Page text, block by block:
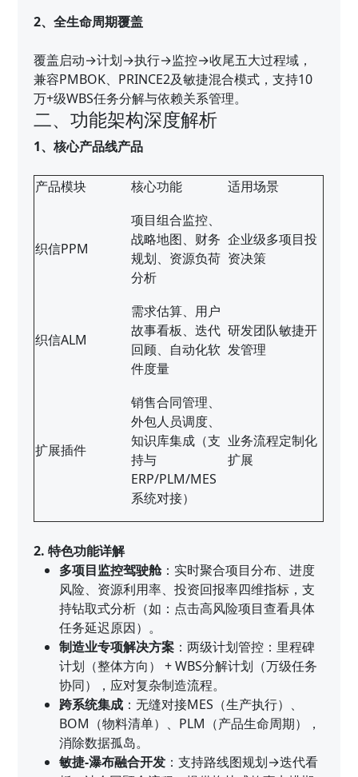
2、全生命周期覆盖
覆盖启动→计划→执行→监控→收尾五大过程域，
兼容PMBOK、PRINCE2及敏捷混合模式，支持10
万+级WBS任务分解与依赖关系管理。
二、功能架构深度解析
1、核心产品线产品
产品模块 核心功能 适用场景
织信PPM
项目组合监控、
战略地图、财务
规划、资源负荷
分析
企业级多项目投
资决策
织信ALM
需求估算、用户
故事看板、迭代
回顾、自动化软
件度量
研发团队敏捷开
发管理
扩展插件
销售合同管理、
外包人员调度、
知识库集成（支
持与
ERP/PLM/MES
系统对接）
业务流程定制化
扩展
2. 特色功能详解
多项目监控驾驶舱：实时聚合项目分布、进度
风险、资源利用率、投资回报率四维指标，支
持钻取式分析（如：点击高风险项目查看具体
任务延迟原因）。
制造业专项解决方案 ：两级计划管控：里程碑
计划（整体方向） + WBS分解计划（万级任务
协同），应对复杂制造流程。
跨系统集成 ：无缝对接MES（生产执行）、
BOM（物料清单）、PLM（产品生命周期），
消除数据孤岛。
敏捷-瀑布融合开发 ：支持路线图规划→迭代看